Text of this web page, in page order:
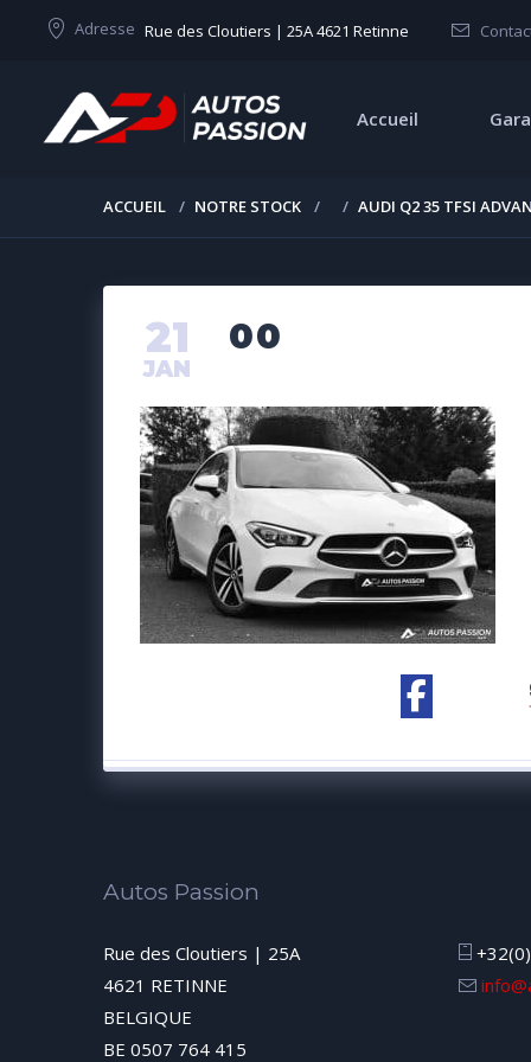
Adresse Rue des Cloutiers | 25A 4621 Retinne
Accueil
ACCUEIL NOTRE STOCK AUDI Q2 35 TFSI
00
21
JAN
Autos Passion
Rue des Cloutiers | 25A
4621 RETINNE
BELGIQUE
BE 0507 764 415